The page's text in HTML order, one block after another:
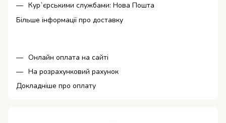
Кур`єрськими службами: Нова Пошта
Більше інформації про доставку
Онлайн оплата на сайті
На розрахунковий рахунок
Докладніше про оплату